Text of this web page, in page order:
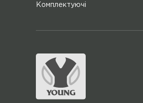
Комплектуючі